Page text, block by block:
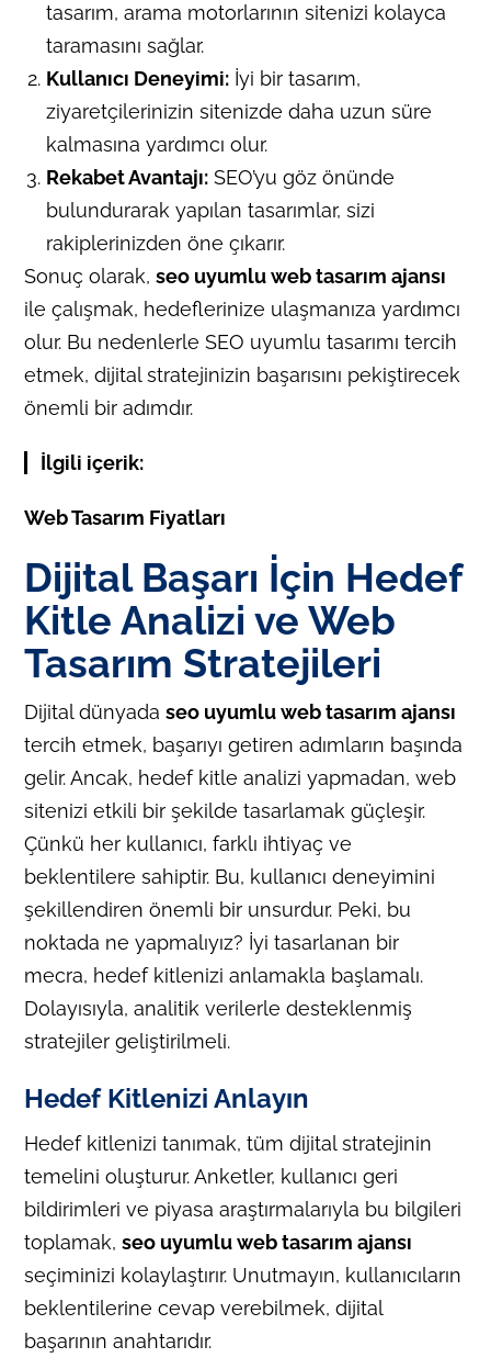
tasarım, arama motorlarının sitenizi kolayca
taramasını sağlar.
Kullanıcı Deneyimi: İyi bir tasarım,
ziyaretçilerinizin sitenizde daha uzun süre
kalmasına yardımcı olur.
Rekabet Avantajı: SEO’yu göz önünde
bulundurarak yapılan tasarımlar, sizi
rakiplerinizden öne çıkarır.
Sonuç olarak,seo uyumlu web tasarım ajansı
ile çalışmak, hedeflerinize ulaşmanıza yardımcı
olur. Bu nedenlerle SEO uyumlu tasarımı tercih
etmek, dijital stratejinizin başarısını pekiştirecek
önemli bir adımdır.
İlgili içerik:
Web Tasarım Fiyatları
Dijital Başarı İçin Hedef
Kitle Analizi ve Web
Tasarım Stratejileri
Dijital dünyadaseo uyumlu web tasarım ajansı
tercih etmek, başarıyı getiren adımların başında
gelir. Ancak, hedef kitle analizi yapmadan, web
sitenizi etkili bir şekilde tasarlamak güçleşir.
Çünkü her kullanıcı, farklı ihtiyaç ve
beklentilere sahiptir. Bu, kullanıcı deneyimini
şekillendiren önemli bir unsurdur. Peki, bu
noktada ne yapmalıyız? İyi tasarlanan bir
mecra, hedef kitlenizi anlamakla başlamalı.
Dolayısıyla, analitik verilerle desteklenmiş
stratejiler geliştirilmeli.
Hedef Kitlenizi Anlayın
Hedef kitlenizi tanımak, tüm dijital stratejinin
temelini oluşturur. Anketler, kullanıcı geri
bildirimleri ve piyasa araştırmalarıyla bu bilgileri
toplamak,seo uyumlu web tasarım ajansı
seçiminizi kolaylaştırır. Unutmayın, kullanıcıların
beklentilerine cevap verebilmek, dijital
başarının anahtarıdır.